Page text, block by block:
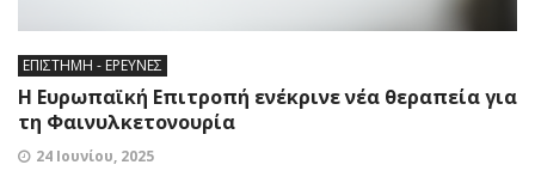
ΕΠΙΣΤΗΜΗ - ΕΡΕΥΝΕΣ
Η Ευρωπαϊκή Επιτροπή ενέκρινε νέα θεραπεία για
τη Φαινυλκετονουρία
24 Ιουνίου, 2025